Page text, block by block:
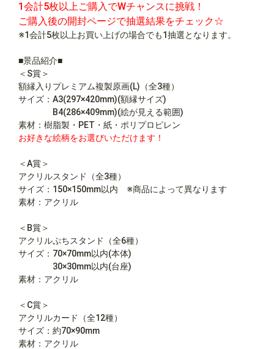
1会計5枚以上ご購入でWチャンスに挑戦！
ご購入後の開封ページで抽選結果をチェック☆
※1会計5枚以上お買い上げの場合でも1抽選となります。
■景品紹介■
＜S賞＞
額縁入りプレミアム複製原画(L)（全3種）
サイズ：A3(297×420mm)(額縁サイズ)
B4(286×409mm)(絵が見える範囲)
素材：樹脂製・PET・紙・ポリプロピレン
お好きな絵柄をお選びいただけます！
＜A賞＞
アクリルスタンド（全3種）
サイズ：150×150mm以内 ※商品によって異なります
素材：アクリル
＜B賞＞
アクリルぷちスタンド（全6種）
サイズ：70×70mm以内(本体)
30×30mm以内(台座)
素材：アクリル
＜C賞＞
アクリルカード（全12種）
サイズ：約70×90mm
素材：アクリル